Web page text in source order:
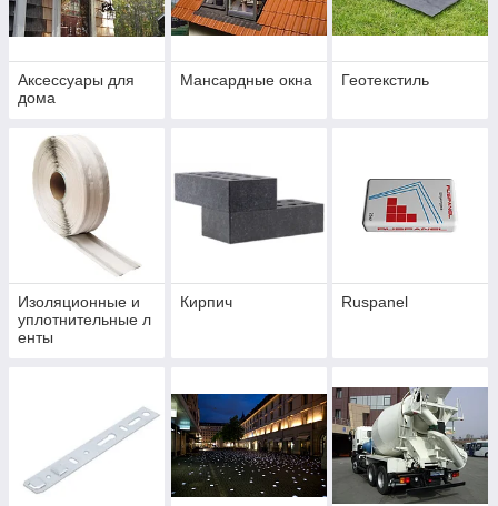
Аксессуары для
дома
Мансардные окна Геотекстиль
Изоляционные и
уплотнительные л
енты
Кирпич Ruspanel